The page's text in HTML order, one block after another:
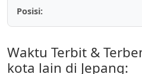
Posisi:
Waktu Terbit &
kota lain di Jepang: